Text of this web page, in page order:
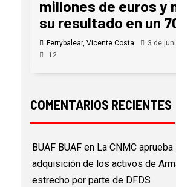
millones de euros y
su resultado en un
Ferrybalear, Vicente Costa
3 de
12
COMENTARIOS RECIENTES
BUAF BUAF en La CNMC
adquisición de los activos de
estrecho por parte de DFDS